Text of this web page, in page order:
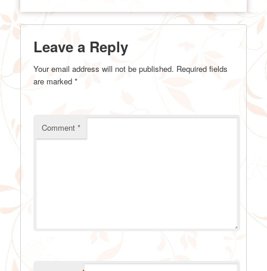
Leave a Reply
Your email address will not be published. Required fields
are marked*
Comment*